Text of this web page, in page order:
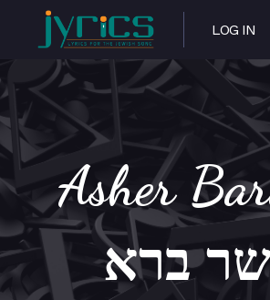
LOG IN
Asher
ברא